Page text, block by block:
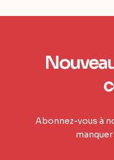
Abonnez-vous à